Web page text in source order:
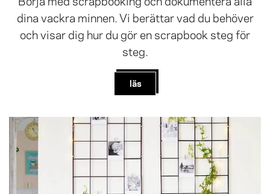
dina vackra minnen. Vi berättar vad du behöver
och visar dig hur du gör en scrapbook steg för
steg.
läs